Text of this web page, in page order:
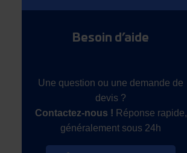
Besoin d’aide
Une question ou une demande de
devis ?
Contactez-nous ! Réponse rapide,
généralement sous 24h